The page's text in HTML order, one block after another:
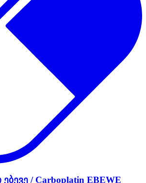
/ Carboplatin EBEWE